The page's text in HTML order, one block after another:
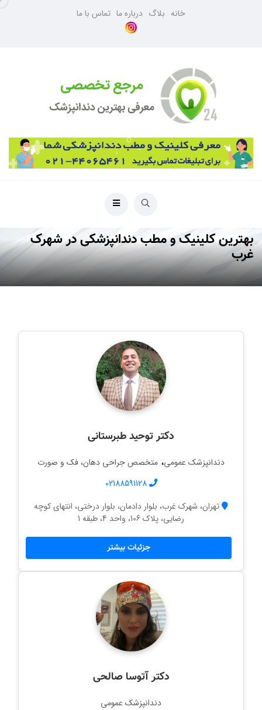
خانه بلاگ درباره ما تماس با ما
بهترین کلینیک و مطب دندانپزشکی در شهرک
غرب
دکتر توحید طبرستانی
دندانپزشک عمومی، متخصص جراحی دهان، فک و صورت
02188591128
تهران، شهرک غرب، بلوار دادمان، بلوار درختی، انتهای کوچه
رضایی، پلاک 106، واحد 4، طبقه 1
جزئیات بیشتر
دکتر آتوسا صالحی
دندانپزشک عمومی